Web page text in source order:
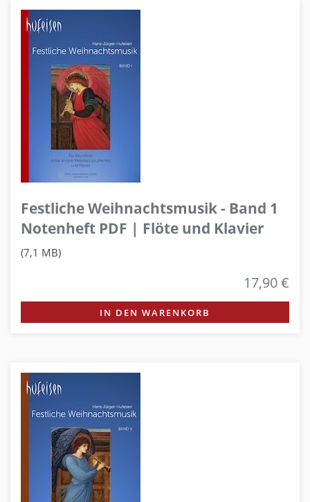
Festliche Weihnachtsmusik - Band 1
Notenheft PDF | Flöte und Klavier
(7,1 MB)
17,90 €
IN DEN WARENKORB